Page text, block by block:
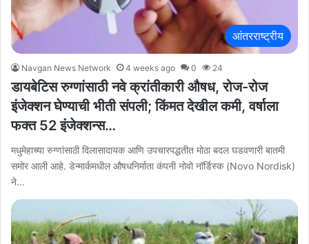
आंतरराष्ट्रीय
Navgan News Network 4 weeks ago 0 24
डायबेटिस रुग्णांसाठी नवे क्रांतीकारी औषध, रोज-रोज
इंजेक्शन घेण्याची भीती संपली; किंमत देखील कमी, वर्षाला
फक्त 52 इंजेक्शन्स…
मधुमेहाच्या रुग्णांसाठी दिलासादायक आणि उपचारपद्धतीत मोठा बदल घडवणारी बातमी
समोर आली आहे. डेन्मार्कमधील औषधनिर्माता कंपनी नोवो नॉर्डिस्क (Novo Nordisk)
ने…